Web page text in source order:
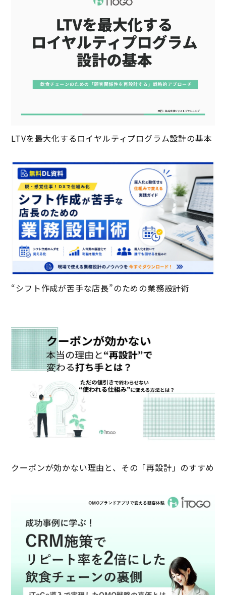
LTVを最大化するロイヤルティプログラム設計の基本
“シフト作成が苦手な店長”のための業務設計術
クーポンが効かない理由と、その「再設計」のすすめ
デモ・見積り依頼 資料ダウンロード